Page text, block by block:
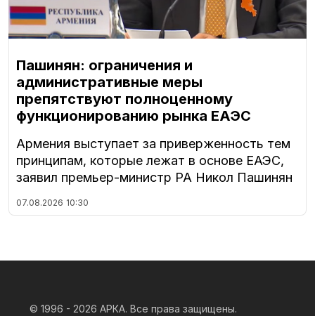
Пашинян: ограничения и
административные меры
препятствуют полноценному
функционированию рынка ЕАЭС
Армения выступает за приверженность тем
принципам, которые лежат в основе ЕАЭС,
заявил премьер-министр РА Никол Пашинян
07.08.2026 10:30
© 1996 - 2026 АРКА. Все права защищены.